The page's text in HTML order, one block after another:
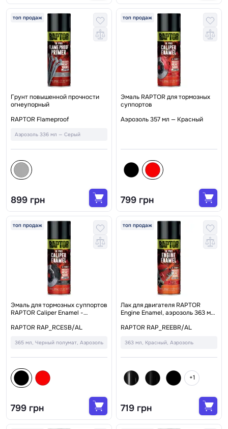
топ продаж
Грунт повышенной прочности
огнеупорный
RAPTOR Flameproof
Аэрозоль 336 мл — Серый
899 грн
топ продаж
Эмаль RAPTOR для тормозных
суппортов
Аэрозоль 357 мл — Красный
799 грн
топ продаж
Эмаль для тормозных суппортов
RAPTOR Caliper Enamel -
полумат
RAPTOR RAP_RCESB/AL
365 мл, Черный полумат, Аэрозоль
799 грн
топ продаж
Лак для двигателя RAPTOR
Engine Enamel, аэрозоль 363 мл
RAPTOR RAP_REEBR/AL
363 мл, Красный, Аэрозоль
+1
719 грн